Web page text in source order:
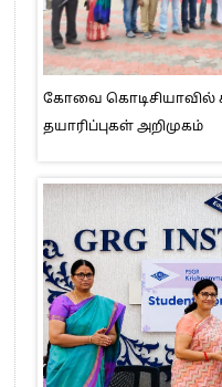
கோவை கொடிசியாவில்
தயாரிப்புகள் அறிமுகம்